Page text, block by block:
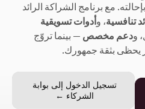
مع برنامج الشراكة الرائد
تنافسية، وأدوات تسويقية
ودعم مخصص — بينما تروّج
يحظى بثقة جمهورك.
تسجيل الدخول إلى بوابة
الشركاء ←